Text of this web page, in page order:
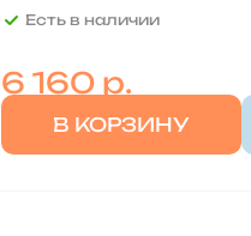
Есть в наличии
6 160р.
В КОРЗИНУ